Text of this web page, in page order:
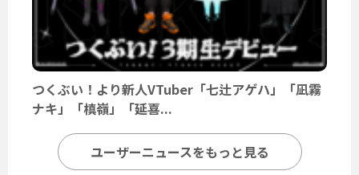
つくぶい！より新人VTuber「七辻アゲハ」「凪霧
ナキ」「槙嶺」「延喜...
ユーザーニュースをもっと見る